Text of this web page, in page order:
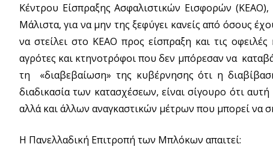
Κέντρου Είσπραξης Ασφαλιστικών Εισφορών
Μάλιστα, για να μην της ξεφύγει κανείς από όσους
να στείλει στο ΚΕΑΟ προς είσπραξη και τις
αγρότες και κτηνοτρόφοι που δεν μπόρεσαν να
τη «διαβεβαίωση» της κυβέρνησης ότι η
διαδικασία των κατασχέσεων, είναι σίγουρο ότι
αλλά και άλλων αναγκαστικών μέτρων που μπορεί να
Η Πανελλαδική Επιτροπή των Μπλόκων απαιτεί: